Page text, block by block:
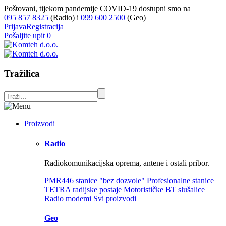
Poštovani, tijekom pandemije COVID-19 dostupni smo na
095 857 8325 (Radio) i 099 600 2500 (Geo)
PrijavaRegistracija
Pošaljite upit 0
Tražilica
Proizvodi
Radio
Radiokomunikacijska oprema, antene i ostali pribor.
PMR446 stanice "bez dozvole" Profesionalne stanice
TETRA radijske postaje Motorističke BT slušalice
Radio modemi Svi proizvodi
Geo